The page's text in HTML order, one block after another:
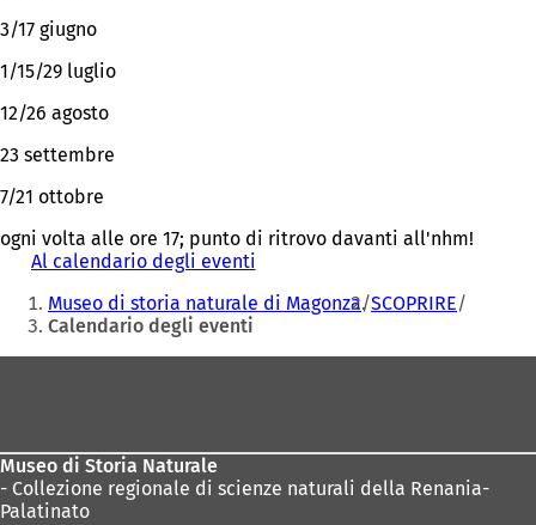
3/17 giugno
1/15/29 luglio
12/26 agosto
23 settembre
7/21 ottobre
ogni volta alle ore 17; punto di ritrovo davanti all'nhm!
Al calendario degli eventi
i
p
n
Siete
qui:
Museo di storia naturale di Magonza SCOPRIRE
Calendario degli eventi
Museo di Storia Naturale
- Collezione regionale di scienze naturali della Renania-
Palatinato